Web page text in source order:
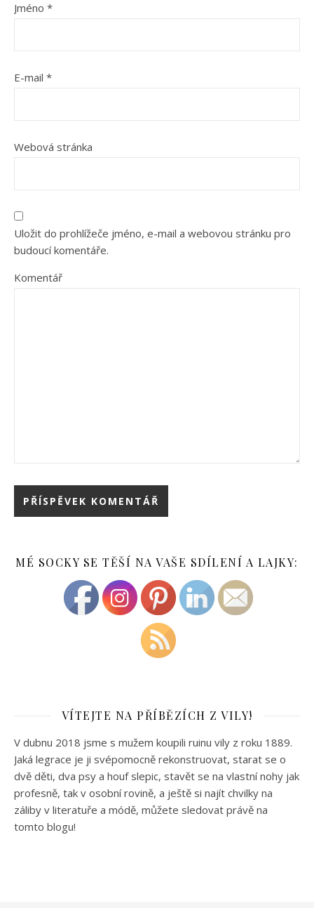
Jméno *
E-mail *
Webová stránka
Uložit do prohlížeče jméno, e-mail a webovou stránku pro
budoucí komentáře.
Komentář
MÉ SOCKY SE TĚŠÍ NA VAŠE SDÍLENÍ A LAJKY:
VÍTEJTE NA PŘÍBĚZÍCH Z VILY!
V dubnu 2018 jsme s mužem koupili ruinu vily z roku 1889.
Jaká legrace je ji svépomocně rekonstruovat, starat se o
dvě děti, dva psy a houf slepic, stavět se na vlastní nohy jak
profesně, tak v osobní rovině, a ještě si najít chvilky na
záliby v literatuře a módě, můžete sledovat právě na
tomto blogu!